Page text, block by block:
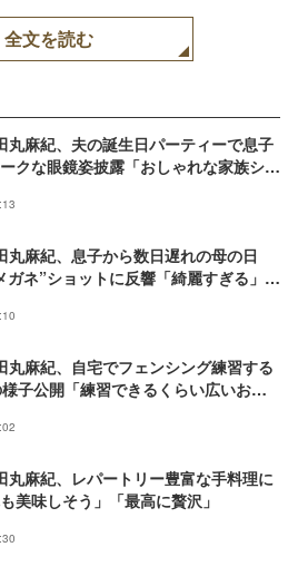
全文を読む
丸麻紀、夫の誕生日パーティーで息子
クな眼鏡姿披露「おしゃれな家族ショ
丸麻紀、息子から数日遅れの母の日
ガネ”ショットに反響「綺麗すぎる」
丸麻紀、自宅でフェンシング練習する
子公開「練習できるくらい広いお家
丸麻紀、レパートリー豊富な手料理に
美味しそう」「最高に贅沢」